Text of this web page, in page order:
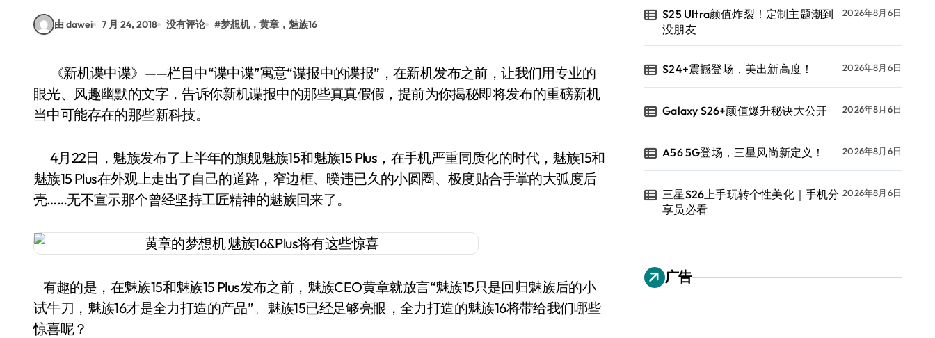
由 dawei 7 月 24, 2018 没有评论 #梦想机，黄章，魅族16
《新机谍中谍》——栏目中“谍中谍”寓意“谍报中的谍报”，在新机发布之前，让我们用专业的
眼光、风趣幽默的文字，告诉你新机谍报中的那些真真假假，提前为你揭秘即将发布的重磅新机
当中可能存在的那些新科技。
4月22日，魅族发布了上半年的旗舰魅族15和魅族15 Plus，在手机严重同质化的时代，魅族15和
魅族15 Plus在外观上走出了自己的道路，窄边框、暌违已久的小圆圈、极度贴合手掌的大弧度后
壳……无不宣示那个曾经坚持工匠精神的魅族回来了。
有趣的是，在魅族15和魅族15 Plus发布之前，魅族CEO黄章就放言“魅族15只是回归魅族后的小
试牛刀，魅族16才是全力打造的产品”。魅族15已经足够亮眼，全力打造的魅族16将带给我们哪些
惊喜呢？
S25 Ultra颜值炸裂！定制主题潮到
没朋友
2026年8月6日
S24+震撼登场，美出新高度！ 2026年8月6日
Galaxy S26+颜值爆升秘诀大公开 2026年8月6日
A56 5G登场，三星风尚新定义！ 2026年8月6日
三星S26上手玩转个性美化｜手机分
享员必看
2026年8月6日
广告